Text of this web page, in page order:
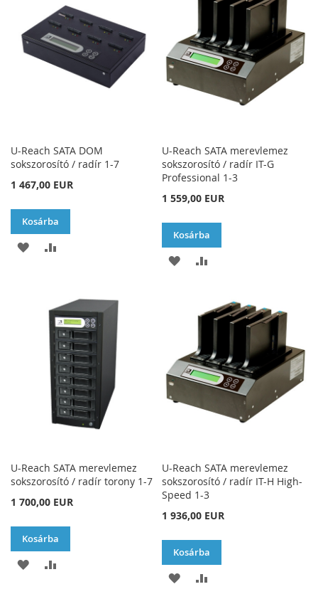
U-Reach SATA DOM
sokszorosító / radír 1-7
1 467,00 EUR
Kosárba
HOZZÁADÁS
KÍVÁNSÁGLISTÁHOZ
ÖSSZEHASONLÍTÁSHOZ
U-Reach SATA merevlemez
sokszorosító / radír IT-G
Professional 1-3
1 559,00 EUR
Kosárba
HOZZÁADÁS
KÍVÁNSÁGLISTÁHOZ
U-Reach SATA merevlemez
sokszorosító / radír torony 1-7
1 700,00 EUR
Kosárba
HOZZÁADÁSÖSSZEHASONLÍTÁSHOZ
U-Reach SATA merevlemez
sokszorosító / radír IT-H High-
Speed 1-3
1 936,00 EUR
Kosárba
HOZZÁADÁS